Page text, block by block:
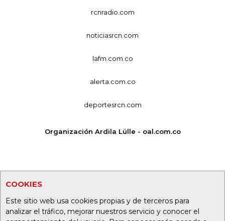
COOKIES
Este sitio web usa cookies propias y de terceros para
analizar el tráfico, mejorar nuestros servicio y conocer el
rcnradio.com
noticiasrcn.com
lafm.com.co
alerta.com.co
deportesrcn.com
Organización Ardila Lülle - oal.com.co